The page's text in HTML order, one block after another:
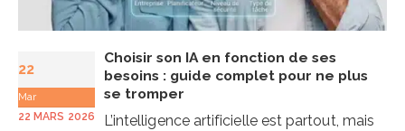
22
Mar
22 MARS 2026
Choisir son IA en fonction de ses
besoins : guide complet pour ne plus
se tromper
L’intelligence artificielle est partout, mais